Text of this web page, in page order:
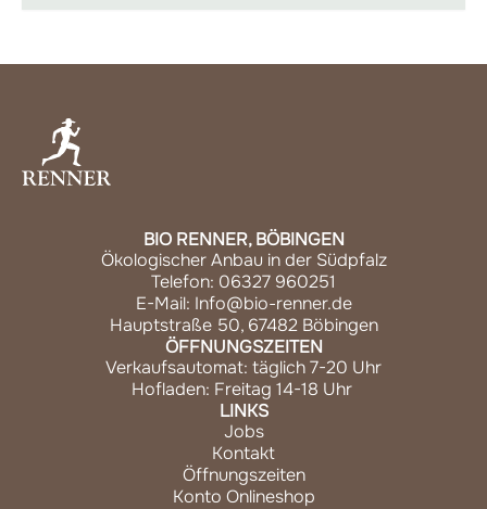
BIO RENNER, BÖBINGEN
Ökologischer Anbau in der Südpfalz
Telefon: 06327 960251
E-Mail: Info@bio-renner.de
Hauptstraße 50, 67482 Böbingen
ÖFFNUNGSZEITEN
Verkaufsautomat: täglich 7-20 Uhr
Hofladen: Freitag 14-18 Uhr
LINKS
Jobs
Kontakt
Öffnungszeiten
Konto Onlineshop